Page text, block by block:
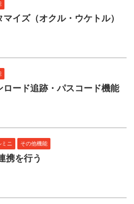
マイズ（オクル・ウケトル）
ロード追跡・パスコード機能
ミニ その他機能
携を行う